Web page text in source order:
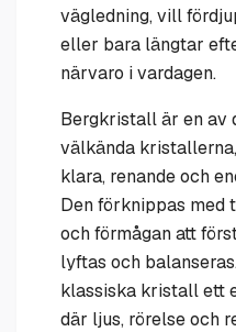
vägledning, vill
eller bara längtar
närvaro i vardagen.
Bergkristall är en av
välkända
klara, renande och
Den förknippas med
och förmågan att
lyftas och
klassiska kristall ett
där ljus, rörelse och